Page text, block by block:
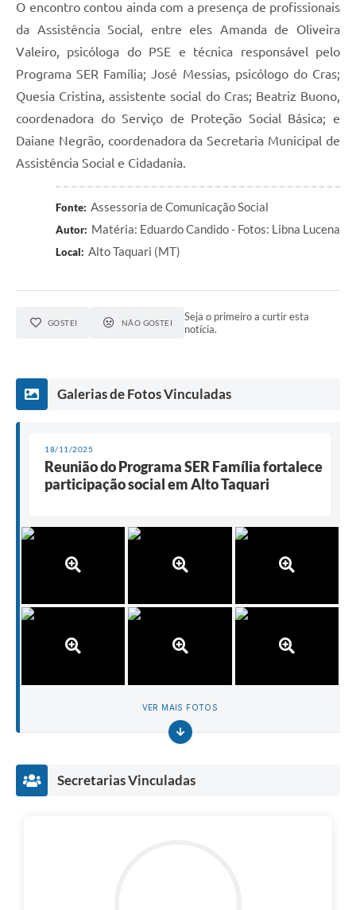
O encontro contou ainda com a presença de profissionais
da Assistência Social, entre eles Amanda de Oliveira
Valeiro, psicóloga do PSE e técnica responsável pelo
Programa SER Família; José Messias, psicólogo do Cras;
Quesia Cristina, assistente social do Cras; Beatriz Buono,
coordenadora do Serviço de Proteção Social Básica; e
Daiane Negrão, coordenadora da Secretaria Municipal de
Assistência Social e Cidadania.
Fonte: Assessoria de Comunicação Social
Autor: Matéria: Eduardo Candido - Fotos: Libna Lucena
Local: Alto Taquari (MT)
GOSTEI NÃO GOSTEI
Seja o primeiro a curtir esta
notícia.
Galerias de Fotos Vinculadas
18/11/2025
Reunião do Programa SER Família fortalece
participação social em Alto Taquari
VER MAIS FOTOS
Secretarias Vinculadas